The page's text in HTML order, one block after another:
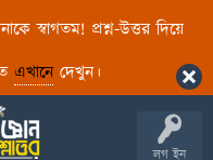
স্বাগতম! প্রশ্ন-উত্তর দিয়ে
এখানেদেখুন।
লগ ইন